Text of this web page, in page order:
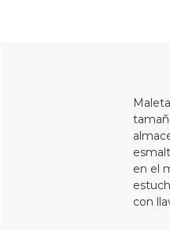
en el
con